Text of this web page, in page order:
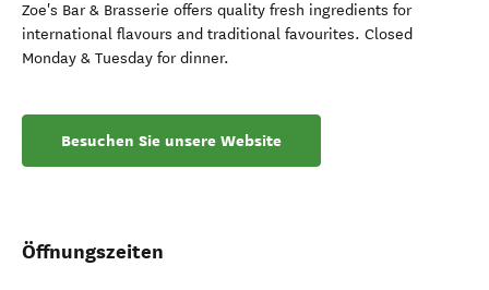
Zoe's Bar & Brasserie offers quality fresh ingredients for
international flavours and traditional favourites. Closed
Monday & Tuesday for dinner.
Besuchen Sie unsere Website
Öffnungszeiten